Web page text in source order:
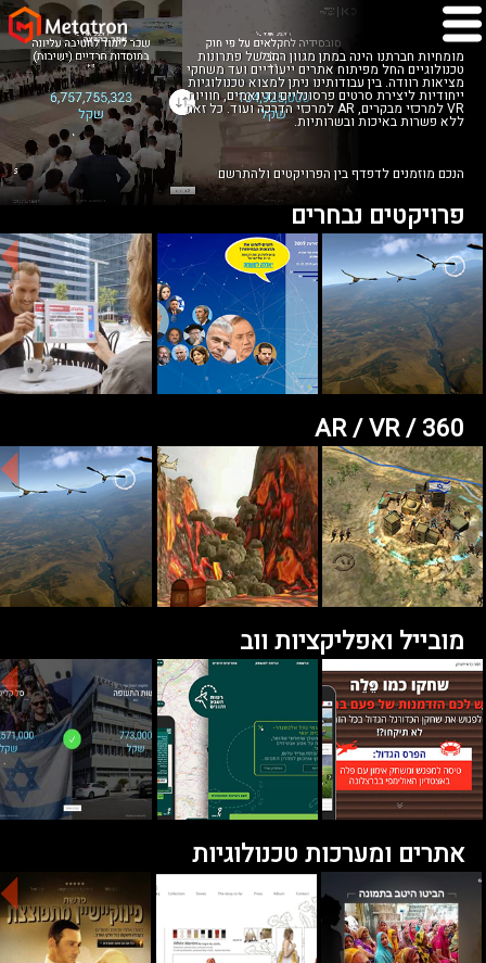
מומחיות חברתנו הינה במתן מגוון רחב של פתרונות
טכנולוגיים החל מפיתוח אתרים ייעודיים ועד משחקי
מציאות רוודה. בין עבודותינו ניתן למצוא טכנולוגיות
ייחודיות ליצירת סרטים פרסונליים ודינאמים, חוויות
VR למרכזי מבקרים, AR למרכזי הדרכה ועוד. כל זאת
ללא פשרות באיכות ובשרותיות.
הנכם מוזמנים לדפדף בין הפרויקטים ולהתרשם
פרויקטים נבחרים
AR / VR / 360
מובייל ואפליקציות ווב
אתרים ומערכות טכנולוגיות